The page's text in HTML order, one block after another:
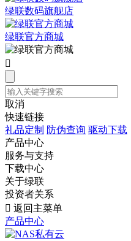
绿联数码旗舰店
绿联官方商城

取消
快速链接
礼品定制 防伪查询 驱动下载
产品中心
服务与支持
下载中心
关于绿联
投资者关系
 返回主菜单
产品中心